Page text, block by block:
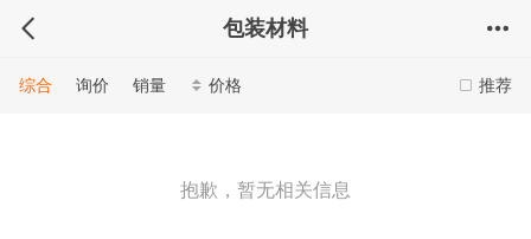
包装材料
推荐
综合 询价 销量 价格
抱歉，暂无相关信息